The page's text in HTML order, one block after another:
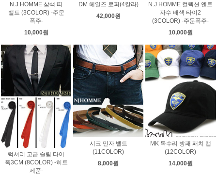
N.J HOMME 삼색 띠
밸트 (3COLOR) -주문
폭주-
10,000원
DM 헤일즈 로퍼(4칼라)
42,000원
N.J HOMME 컬렉션 엔트
자수 배색 타이2
(3COLOR) -주문폭주-
10,000원
럭셔리 고급 슬림 타이
폭3CM (8COLOR) -히트
제품-
시크 민자 밸트
(11COLOR)
8,000원
MK 독수리 방패 패치 캡
(12COLOR)
14,000원